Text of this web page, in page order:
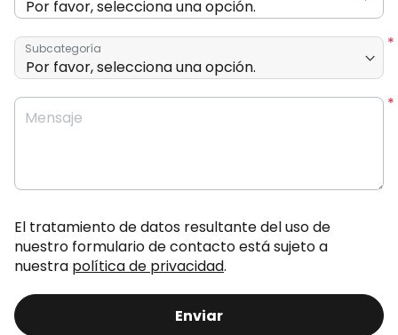
Subcategoría
Mensaje
El tratamiento de datos resultante del uso de
nuestro formulario de contacto está sujeto a
nuestra política de privacidad.
Enviar